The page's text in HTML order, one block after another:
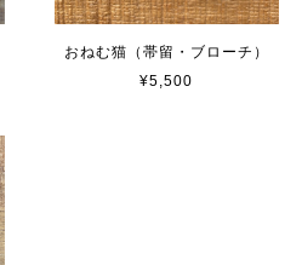
おねむ猫（帯留・ブローチ）
¥5,500